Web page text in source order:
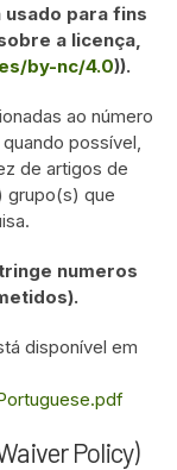
para fins
a licença,
by-nc/4.0)).
ao número
possível,
de artigos de
grupo(s) que
numeros
disponível em
Policy)